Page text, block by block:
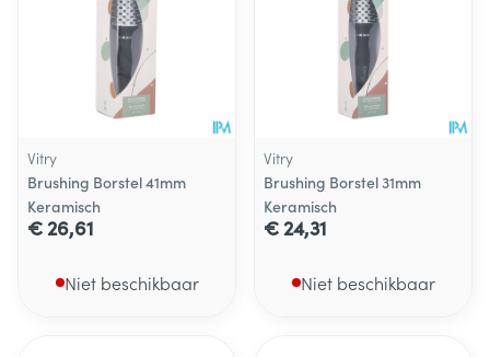
Vitry
Brushing Borstel 41mm
Keramisch
€ 26,61
Niet beschikbaar
Vitry
Brushing Borstel 31mm
Keramisch
€ 24,31
Niet beschikbaar